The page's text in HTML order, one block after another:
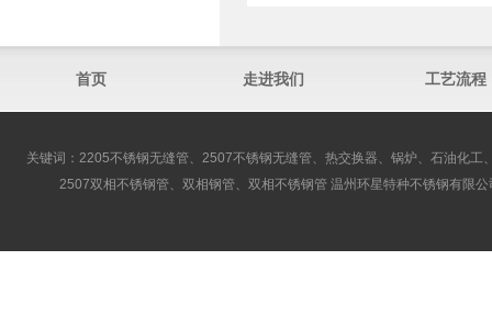
首页 走进我们 工艺流程
关键词：2205不锈钢无缝管、2507不锈钢无缝管、热交换器、锅炉、石油化
2507双相不锈钢管、双相钢管、双相不锈钢管 温州环星特种不锈钢有限